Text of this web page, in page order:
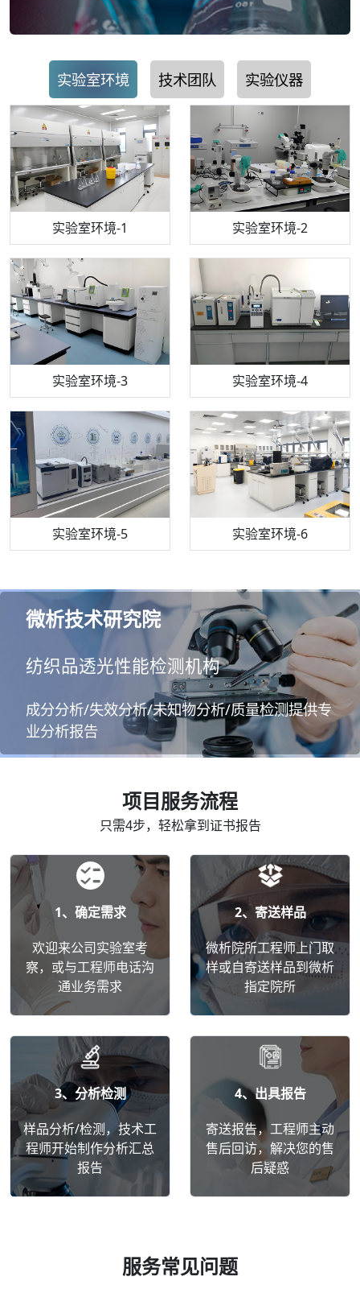
实验室环境 技术团队 实验仪器
实验室环境-1 实验室环境-2
实验室环境-3 实验室环境-4
实验室环境-5 实验室环境-6
机构质检技术员-1 机构质检技术员-2
机构质检技术员-3 机构质检技术员-4
机构质检技术员-5 机构质检技术员-6
步入式恒温恒湿试验箱 电感耦合等离子体光谱仪
高效液相色谱仪 流式细胞仪
气相色谱仪 万能力学试验仪
微析技术研究院
纺织品透光性能检测机构
成分分析/失效分析/未知物分析/质量检测提供专
业分析报告
项目服务流程
只需4步，轻松拿到证书报告
1、确定需求
欢迎来公司实验室考
察，或与工程师电话沟
通业务需求
2、寄送样品
微析院所工程师上门取
样或自寄送样品到微析
指定院所
3、分析检测
样品分析/检测，技术工
程师开始制作分析汇总
报告
4、出具报告
寄送报告，工程师主动
售后回访，解决您的售
后疑惑
服务常见问题